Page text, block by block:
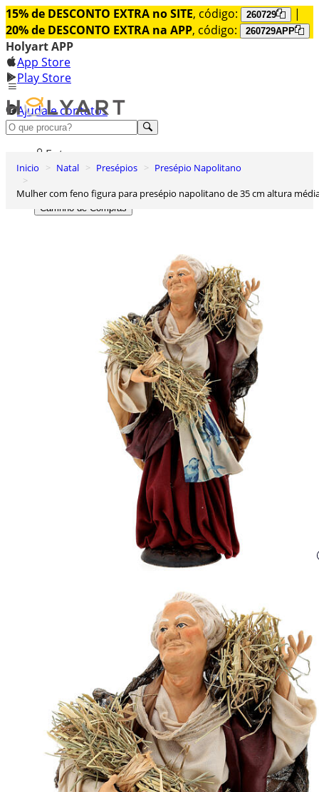
15% de DESCONTO EXTRA no SITE, código: 260729
|
20% de DESCONTO EXTRA na APP, código: 260729APP
Holyart APP
App Store
Play Store
Ajuda e contatos
Conheça premium
Entrar
Lista de Desejos
0
Carrinho de Compras
Inicio Natal Presépios
Presépio Napolitano
Mulher com feno figura para presépio napolitano de 35 cm altura